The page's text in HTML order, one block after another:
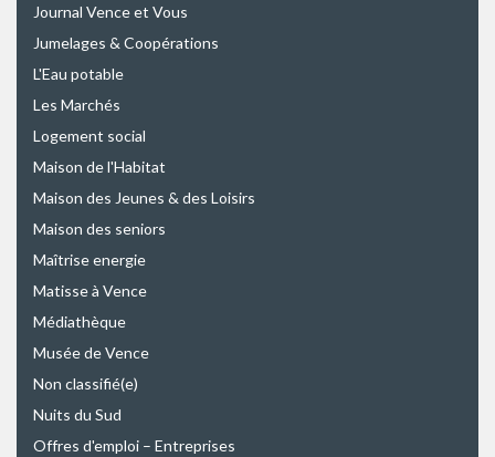
Journal Vence et Vous
Jumelages & Coopérations
L'Eau potable
Les Marchés
Logement social
Maison de l'Habitat
Maison des Jeunes & des Loisirs
Maison des seniors
Maîtrise energie
Matisse à Vence
Médiathèque
Musée de Vence
Non classifié(e)
Nuits du Sud
Offres d'emploi – Entreprises